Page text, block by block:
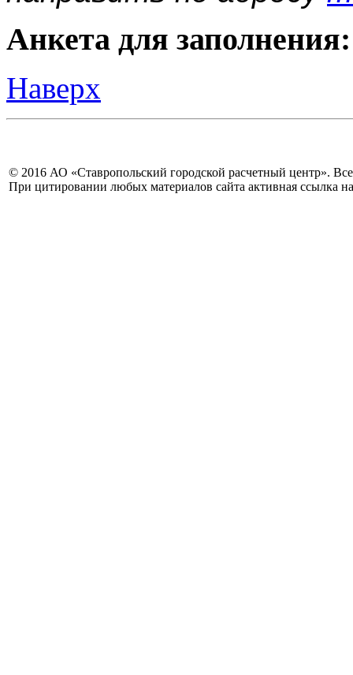
Анкета для заполнения:
Наверх
© 2016 АО «Ставропольский городской расчетный центр».
При цитировании любых материалов сайта активная ссылка